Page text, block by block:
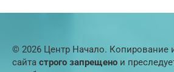
© 2026 Центр Начало. Копирование
сайта строго запрещено и